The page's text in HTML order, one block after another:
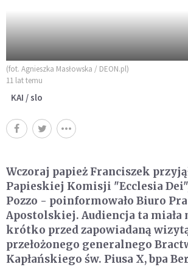
(fot. Agnieszka Masłowska / DEON.pl)
11 lat temu
KAI / slo
Wczoraj papież Franciszek
Papieskiej Komisji "Ecclesia
Pozzo - poinformowało Biuro
Apostolskiej. Audiencja ta miała
krótko przed zapowiadaną
przełożonego generalnego
Kapłańskiego św. Piusa X, bpa